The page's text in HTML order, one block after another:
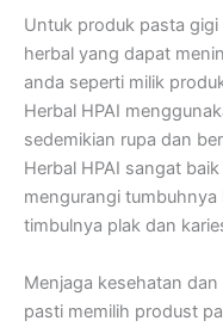
Untuk produk pasta
herbal yang dapat
anda seperti milik
Herbal HPAI
sedemikian rupa dan
Herbal HPAI sangat
mengurangi
timbulnya plak dan
Menjaga kesehatan
pasti memilih produst